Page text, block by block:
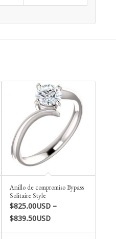
Anillo de compromiso Bypass
Solitaire Style
$825.00USD –
$839.50USDPrice